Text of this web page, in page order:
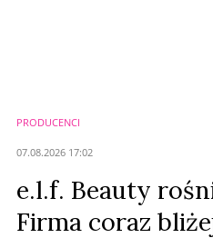
PRODUCENCI
07.08.2026 17:02
e.l.f. Beauty
Firma coraz